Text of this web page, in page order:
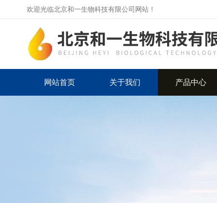
欢迎光临北京和一生物科技有限公司网站！
网站首页 关于我们 产品中心